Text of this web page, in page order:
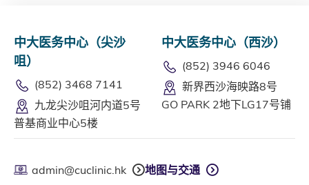
中大医务中心（尖沙
咀）
(852) 3468 7141
九龙尖沙咀河内道5号
普基商业中心5楼
中大医务中心（西沙）
(852) 3946 6046
新界西沙海映路8号
GO PARK 2地下LG17号铺
admin@cuclinic.hk 地图与交通